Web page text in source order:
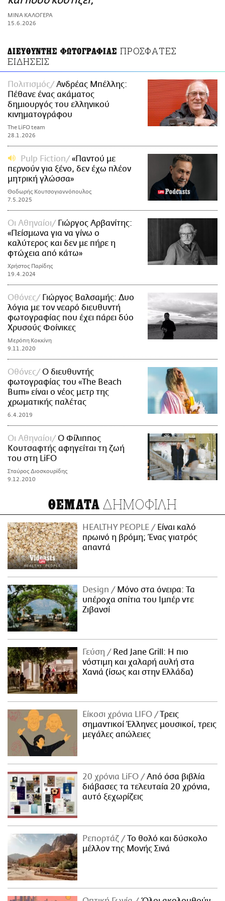
ΑΜΠΑ
PRINT
ΜΙΝΑ ΚΑΛΟΓΕΡΑ
15.6.2026
ΔΙΕΥΘΥΝΤΗΣ ΦΩΤΟΓΡΑΦΙΑΣ ΠΡΟΣΦΑΤΕΣ
ΕΙΔΗΣΕΙΣ
Πολιτισμός
Ανδρέας Μπέλλης:
Πέθανε ένας ακάματος
δημιουργός του ελληνικού
κινηματογράφου
The LiFO team
28.1.2026
Pulp Fiction
«Παντού με
περνούν για ξένο, δεν έχω πλέον
μητρική γλώσσα»
Θοδωρής Κουτσογιαννόπουλος
7.5.2025
Οι Αθηναίοι
Γιώργος Αρβανίτης:
«Πείσμωνα για να γίνω ο
καλύτερος και δεν με πήρε η
φτώχεια από κάτω»
Χρήστος Παρίδης
19.4.2024
Οθόνες
Γιώργος Βαλσαμής: Δυο
λόγια με τον νεαρό διευθυντή
φωτογραφίας που έχει πάρει δύο
Xρυσούς Φοίνικες
Μερόπη Κοκκίνη
9.11.2020
Οθόνες
Ο διευθυντής
φωτογραφίας του «The Beach
Bum» είναι ο νέος μετρ της
χρωματικής παλέτας
6.4.2019
Οι Αθηναίοι
Ο Φίλιππος
Κουτσαφτής αφηγείται τη ζωή
του στη LiFO
Σταύρος Διοσκουρίδης
9.12.2010
ΘΕΜΑΤΑ ΔΗΜΟΦΙΛΗ
HEALTHY PEOPLE
Είναι καλό
πρωινό η βρόμη; Ένας γιατρός
απαντά
Design
Μόνο στα όνειρα: Τα
υπέροχα σπίτια του Ιμπέρ ντε
Ζιβανσί
Γεύση
Red Jane Grill: Η πιο
νόστιμη και χαλαρή αυλή στα
Χανιά (ίσως και στην Ελλάδα)
Είκοσι χρόνια LIFO
Tρεις
σημαντικοί Έλληνες μουσικοί, τρεις
μεγάλες απώλειες
20 χρόνια LiFO
Από όσα βιβλία
διάβασες τα τελευταία 20 χρόνια,
αυτό ξεχωρίζεις
Ρεπορτάζ
Το θολό και δύσκολο
μέλλον της Μονής Σινά